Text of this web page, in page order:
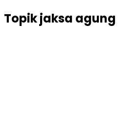
Topikjaksa agung